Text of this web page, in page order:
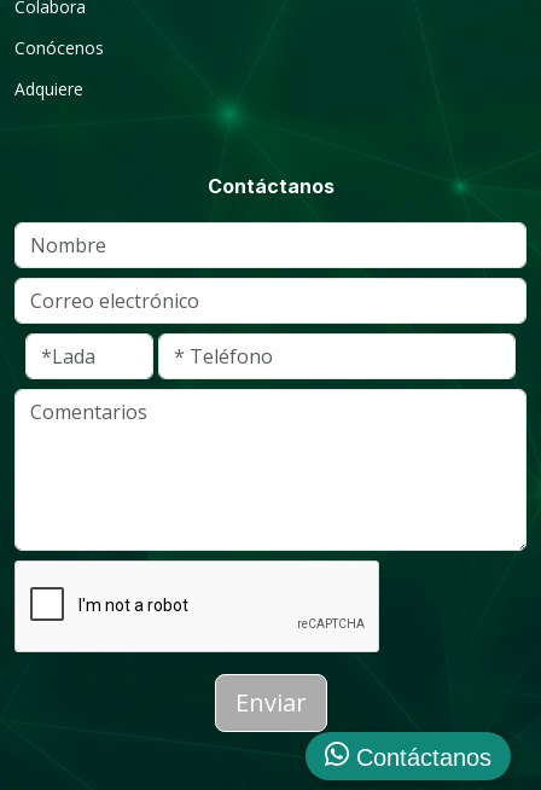
Colabora
Conócenos
Adquiere
Contáctanos